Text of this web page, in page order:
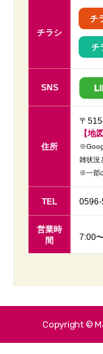
チラシ
チ
チ
SNS
住所
〒
【地
雑状況
※一部
TEL
営業時
間
7:00
Copyright ©